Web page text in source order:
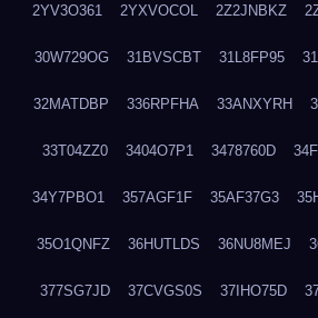
2YV3O361 2YXVOCOL 2Z2JNBKZ
30W729OG 31BVSCBT 31L8FP95
32MATDBP 336RPFHA 33ANXYRH
33T04ZZ0 3404O7P1 3478760D
34Y7PBO1 357AGF1F 35AF37G3
35O1QNFZ 36HUTLDS 36NU8MEJ
377SG7JD 37CVGS0S 37IHO75D